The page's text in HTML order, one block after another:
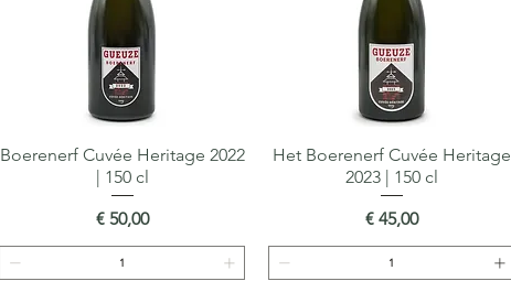
Snel overzicht
Boerenerf Cuvée Heritage 2022
| 150 cl
Prijs
€ 50,00
Snel overzicht
Het Boerenerf Cuvée Heritage
2023 | 150 cl
Prijs
€ 45,00